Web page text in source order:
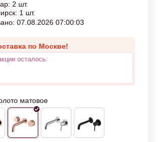
2 шт.
1 шт.
07.08.2026 07:00:03
по Москве!
осталось:
матовое